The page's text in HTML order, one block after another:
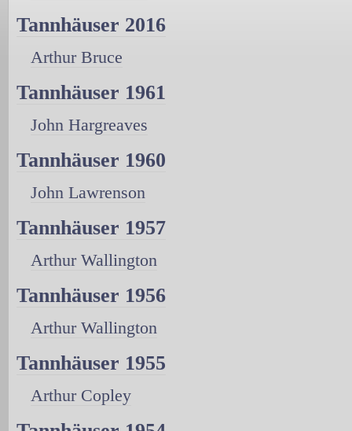
Tannhäuser 2016
Arthur Bruce
Tannhäuser 1961
John Hargreaves
Tannhäuser 1960
John Lawrenson
Tannhäuser 1957
Arthur Wallington
Tannhäuser 1956
Arthur Wallington
Tannhäuser 1955
Arthur Copley